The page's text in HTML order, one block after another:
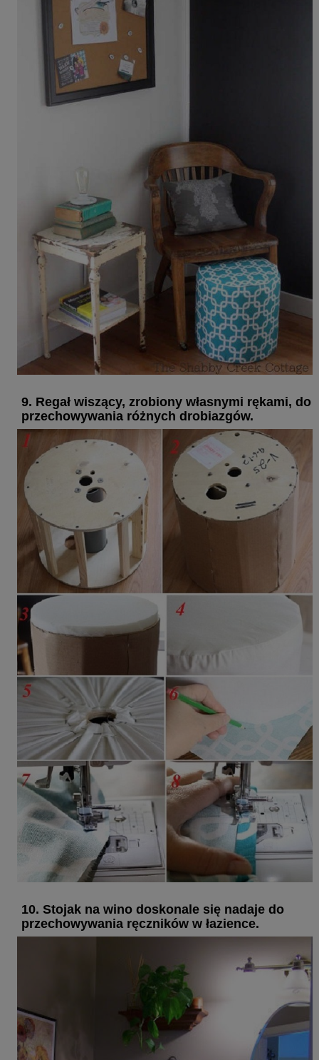
9. Regał wiszący, zrobiony własnymi rękami, do
przechowywania różnych drobiazgów.
10. Stojak na wino doskonale się nadaje do
przechowywania ręczników w łazience.